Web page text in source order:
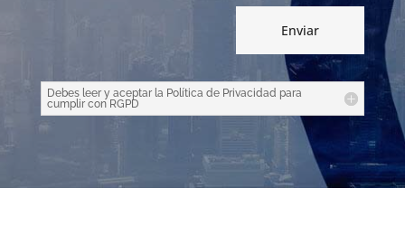
Enviar
Debes leer y aceptar la Política de Privacidad para
cumplir con RGPD